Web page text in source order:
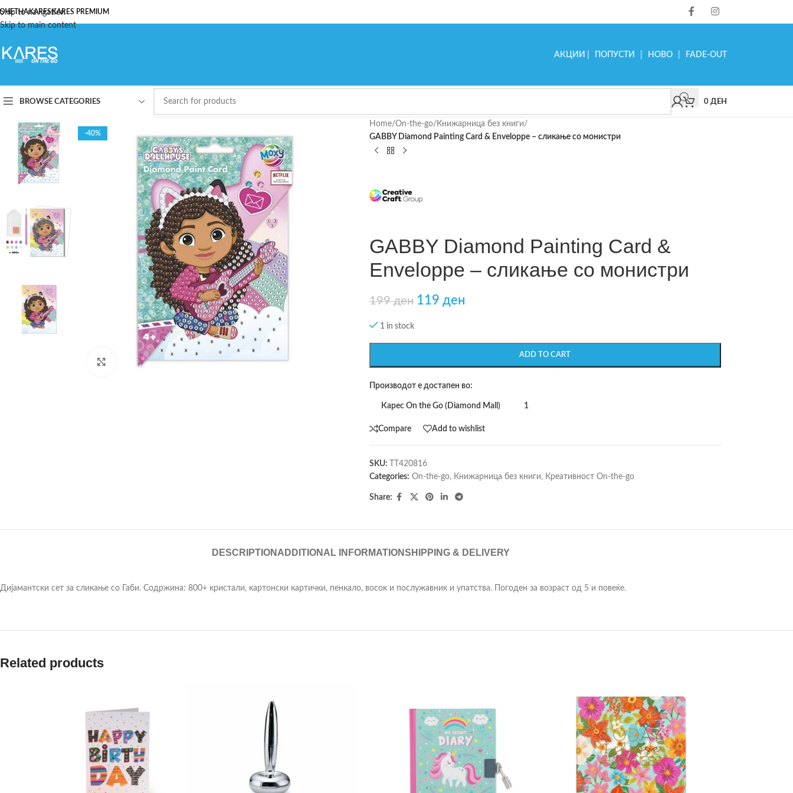
Skip to navigation
Skip to main content
KARESKARES PREMIUM
АКЦИИ ПОПУСТИ НОВО FADE-OUT
BROWSE CATEGORIES 0 ДЕН
-40%
Click to enlarge
Home/On-the-go/ Книжарница без книги/
GABBY Diamond Painting Card & Enveloppe – сликање со монистри
GABBY Diamond Painting Card &
Enveloppe – сликање со монистри
199ден 119 ден
1 in stock
ADD TO CART
Производот е достапен во:
Карес On the Go (Diamond Mall) 1
Compare Add to wishlist
SKU:
TT420816
Categories: On-the-go, Книжарница без книги, Креативност On-the-go
Share:
DESCRIPTION ADDITIONAL INFORMATIONSHIPPING & DELIVERY
Дијамантски сет за сликање со Габи. Содржина: 800+ кристали, картонски картички, пенкало, восок и послужавник и упатства. Погоден за возраст од 5 и повеќе.
Related products